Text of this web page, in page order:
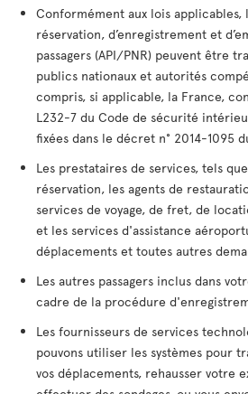
Conformément aux lois applicables,
réservation, d’enregistrement et
passagers (API/PNR) peuvent être
publics nationaux et autorités
compris, si applicable, la France,
L232-7 du Code de sécurité
fixées dans le décret n° 2014-1095
Les prestataires de services, tels
réservation, les agents de
services de voyage, de fret, de
et les services d'assistance
déplacements et toutes autres
Les autres passagers inclus dans
cadre de la procédure
Les fournisseurs de services
pouvons utiliser les systèmes pour
vos déplacements, rehausser votre